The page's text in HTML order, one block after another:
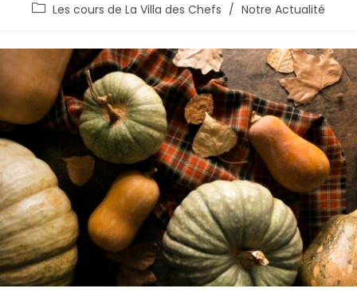
Les cours de La Villa des Chefs / Notre Actualité